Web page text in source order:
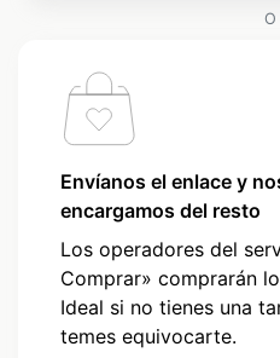
O
Envíanos el enlace y
encargamos del resto
Los operadores del
Comprar» comprarán
Ideal si no tienes una
temes equivocarte.